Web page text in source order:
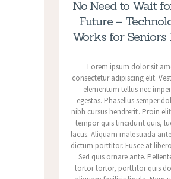
No Need to Wait
Future –
Works for Seniors
Lorem ipsum dolor sit
consectetur adipiscing elit.
elementum tellus nec
egestas. Phasellus semper
nibh cursus hendrerit. Proin
tempor quis tincidunt quis,
lacus. Aliquam malesuada
dictum porttitor. Fusce at
Sed quis ornare ante.
tortor tortor, porttitor quis